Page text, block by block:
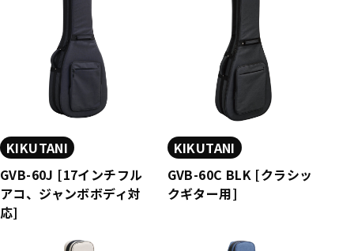
KIKUTANI
GVB-60J [17インチフル
アコ、ジャンボボディ対
応]
KIKUTANI
GVB-60C BLK [クラシッ
クギター用]